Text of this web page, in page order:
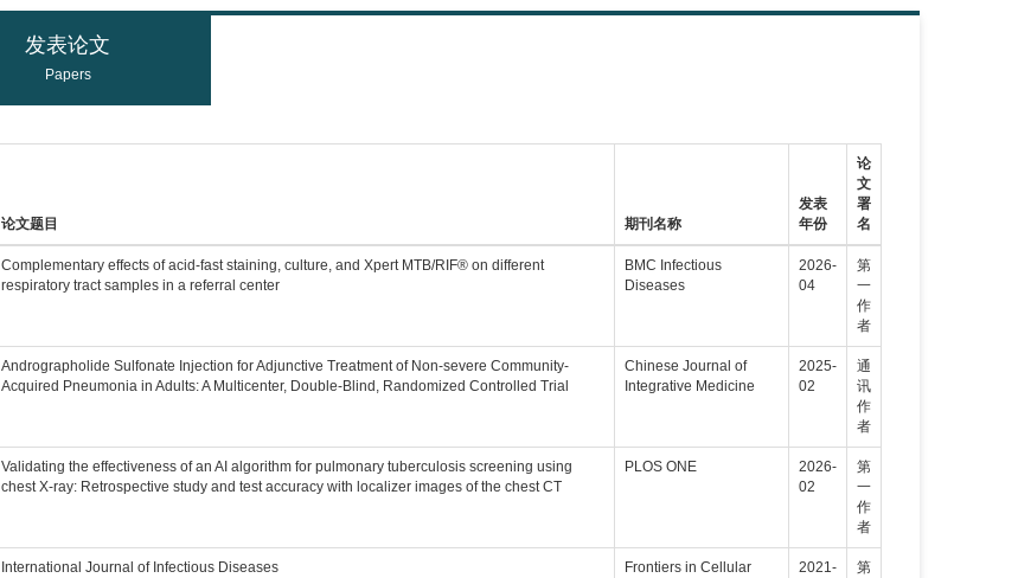
发表论文
Papers
论文题目 期刊名称
发表
年份
论
文
署
名
Complementary effects of acid-fast staining, culture, and Xpert MTB/RIF® on different
respiratory tract samples in a referral center
BMC Infectious
Diseases
2026-
04
第
一
作
者
Andrographolide Sulfonate Injection for Adjunctive Treatment of Non-severe Community-
Acquired Pneumonia in Adults: A Multicenter, Double-Blind, Randomized Controlled Trial
Chinese Journal of
Integrative Medicine
2025-
02
通
讯
作
者
Validating the effectiveness of an AI algorithm for pulmonary tuberculosis screening using
chest X-ray: Retrospective study and test accuracy with localizer images of the chest CT
PLOS ONE
2026-
02
第
一
作
者
International Journal of Infectious Diseases
Frontiers in Cellular
2021-
第